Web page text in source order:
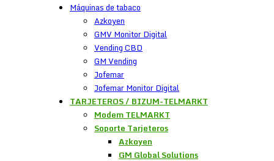
Máquinas de tabaco
Azkoyen
GMV Monitor Digital
Vending CBD
GM Vending
Jofemar
Jofemar Monitor Digital
TARJETEROS / BIZUM-TELMARKT
Modem TELMARKT
Soporte Tarjeteros
Azkoyen
GM Global Solutions